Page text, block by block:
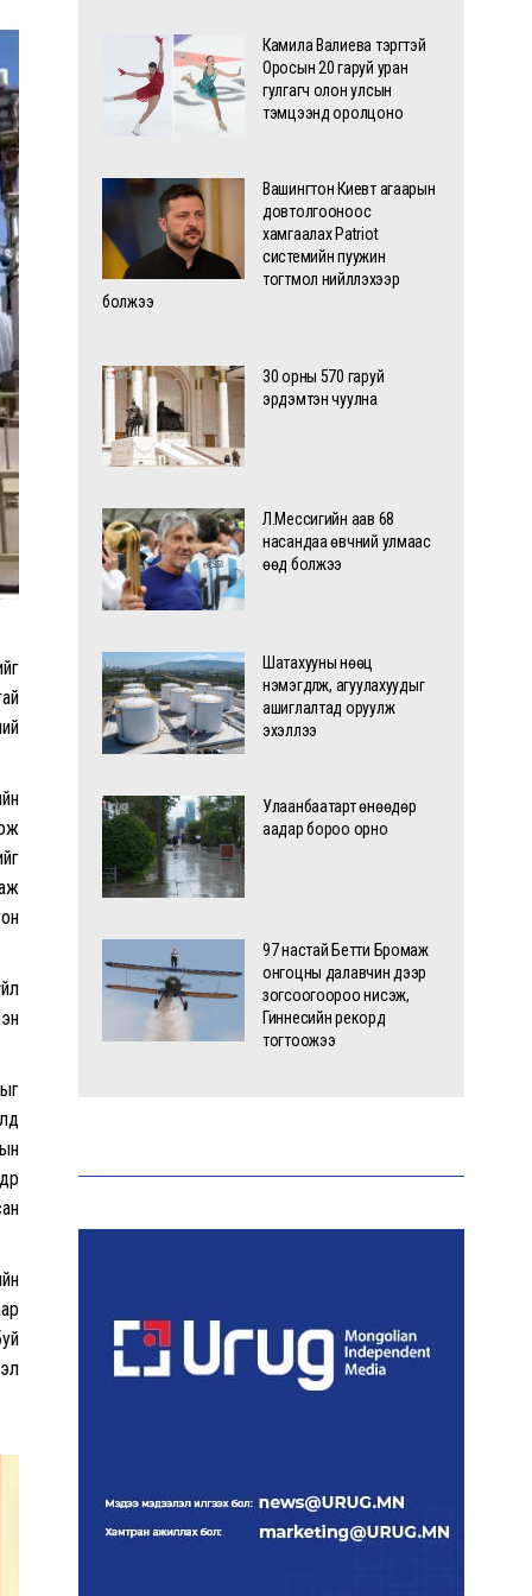
Камила Валиева тэргүүтэй
Оросын 20 гаруй уран
гулгагч олон улсын
тэмцээнд оролцоно
Вашингтон Киевт агаарын
довтолгооноос
хамгаалах Patriot
системийн пуужин
тогтмол нийлүүлэхээр
болжээ
30 орны 570 гаруй
эрдэмтэн чуулна
Л.Мессигийн аав 68
насандаа өвчний улмаас
өөд болжээ
Шатахууны нөөц
нэмэгдүүлж, агуулахуудыг
ашиглалтад оруулж
эхэллээ
Улаанбаатарт өнөөдөр
аадар бороо орно
97 настай Бетти Бромаж
онгоцны далавчин дээр
зогсоогоороо нисэж,
Гиннесийн рекорд
тогтоожээ
шуурхай зохион байгуулж
багш, сурагчид руу гал
нээжээ
тогтмол нийлүүлэх хүсэлт
тавилаа